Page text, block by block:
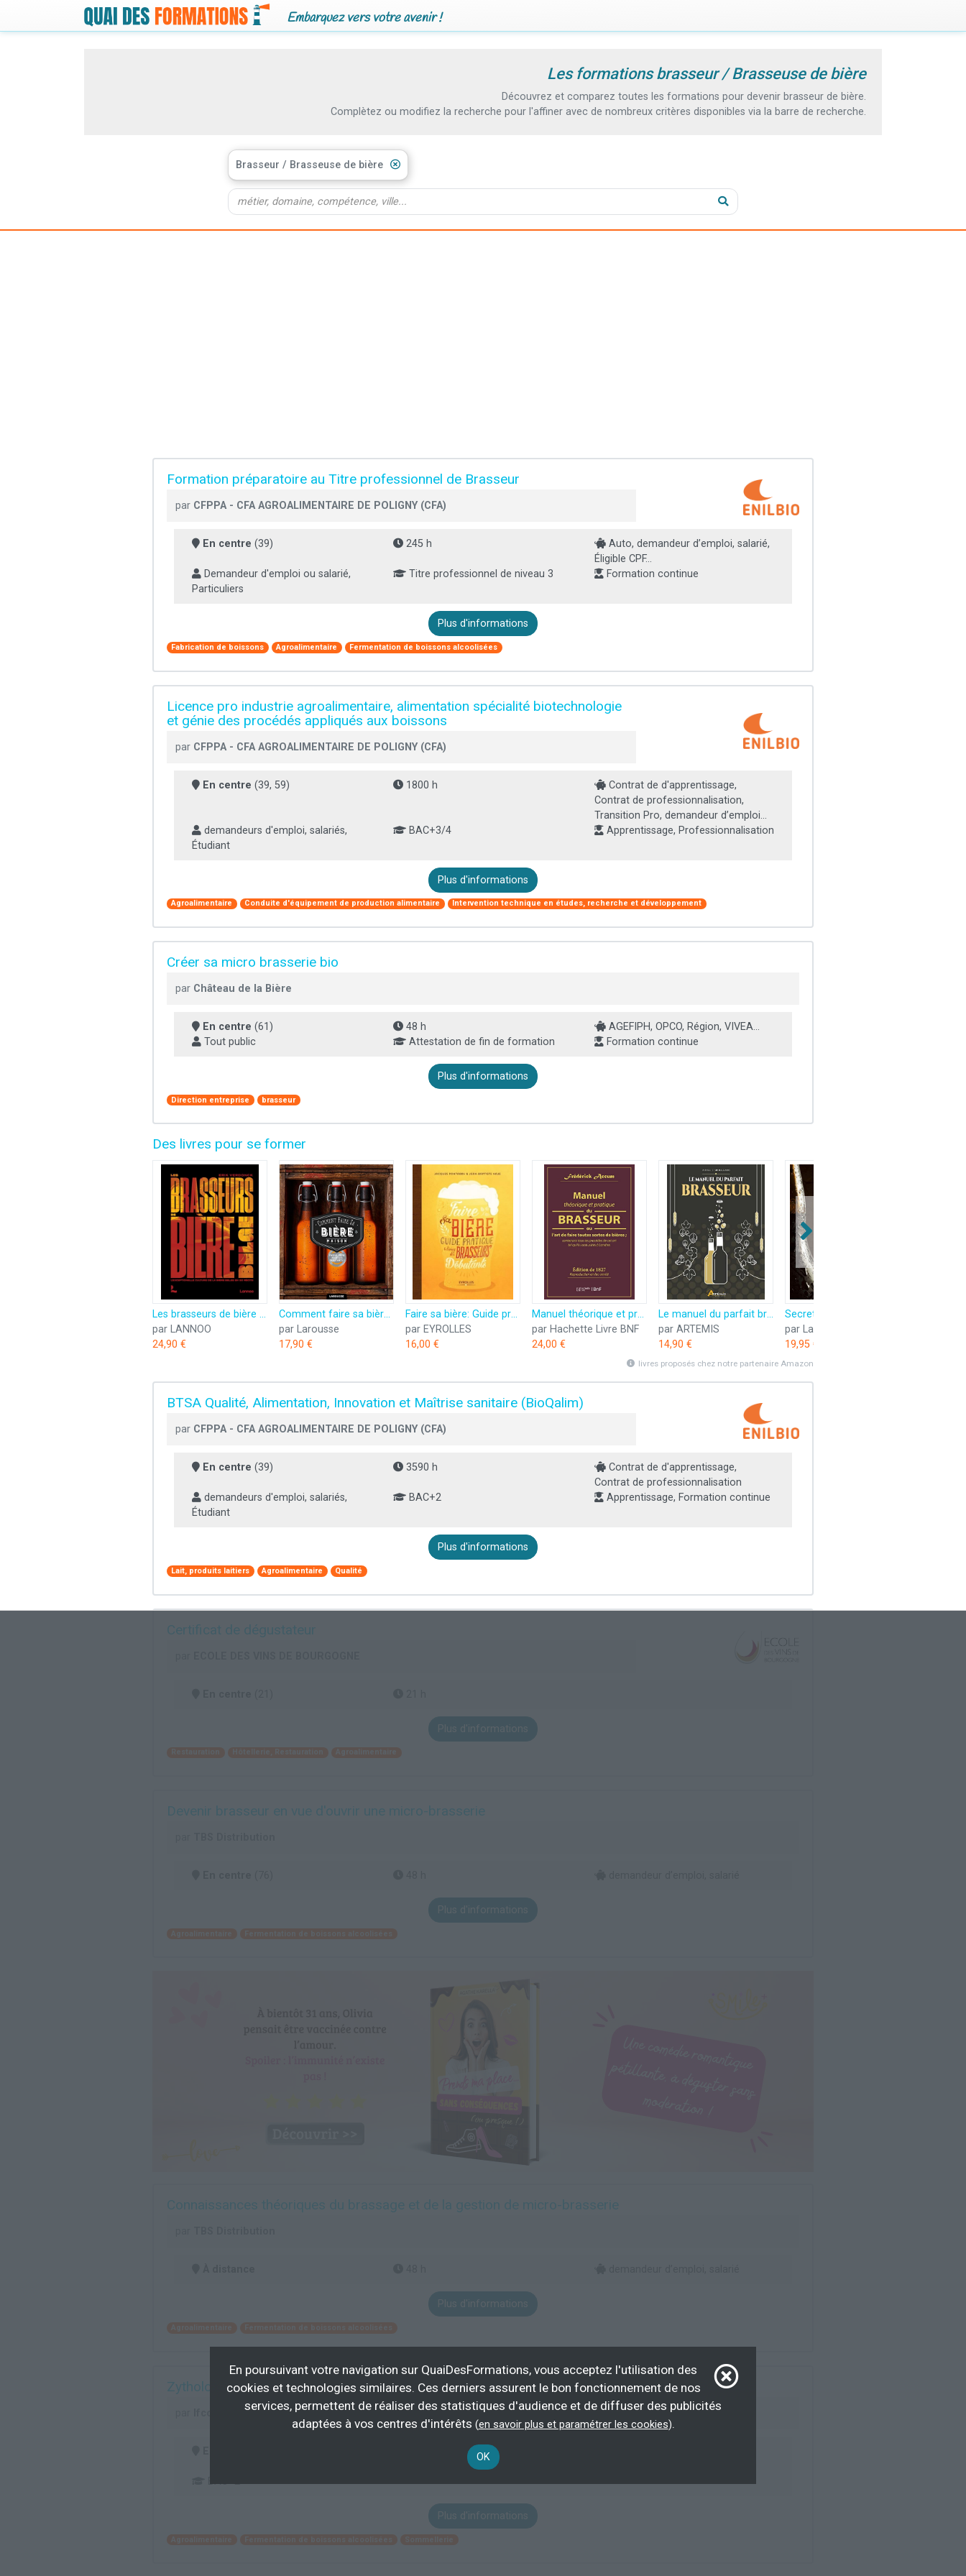
Embarquez vers votre avenir !
Les formations brasseur / Brasseuse de bière
Découvrez et comparez toutes les formations pour devenir brasseur de bière.
Complètez ou modifiez la recherche pour l'affiner avec de nombreux critères disponibles via la barre de recherche.
Brasseur / Brasseuse de bière
Formation préparatoire au Titre professionnel de Brasseur
par CFPPA - CFA AGROALIMENTAIRE DE POLIGNY (CFA)
En centre (39) 245 h
Auto, demandeur d’emploi, salarié,
Éligible CPF...
Demandeur d'emploi ou salarié,
Particuliers
Titre professionnel de niveau 3 Formation continue
Plus d'informations
Fabrication de boissons Agroalimentaire Fermentation de boissons alcoolisées
Licence pro industrie agroalimentaire, alimentation spécialité biotechnologie
et génie des procédés appliqués aux boissons
par CFPPA - CFA AGROALIMENTAIRE DE POLIGNY (CFA)
En centre (39, 59) 1800 h
Contrat de d'apprentissage,
Contrat de professionnalisation,
Transition Pro, demandeur d’emploi...
demandeurs d'emploi, salariés,
Étudiant
BAC+3/4 Apprentissage, Professionnalisation
Plus d'informations
Agroalimentaire Conduite d'équipement de production alimentaire Intervention technique en études, recherche et développement
Créer sa micro brasserie bio
par Château de la Bière
En centre (61) 48 h
AGEFIPH, OPCO, Région, VIVEA...
Tout public
Attestation de fin de formation Formation continue
Plus d'informations
Direction entreprise brasseur
Des livres pour se former
Les brasseurs de bière belge: L’exceptionnelle culture de la bière belge en 50 récits
par LANNOO
24,90 €
Comment faire sa bière maison: 75 recettes pour l'apprenti brasseur
par Larousse
17,90 €
Faire sa bière: Guide pratique à l'usage des brasseurs débutants
par EYROLLES
16,00 €
Manuel théorique et pratique du brasseur, ou L'art de faire toutes sortes de bière
par Hachette Livre BNF
24,00 €
Le manuel du parfait brasseur
par ARTEMIS
14,90 €
Secrets de brasseur
par La Plage
19,95 €
livres proposés chez notre partenaire Amazon
BTSA Qualité, Alimentation, Innovation et Maîtrise sanitaire (BioQalim)
par CFPPA - CFA AGROALIMENTAIRE DE POLIGNY (CFA)
En centre (39) 3590 h
Contrat de d'apprentissage,
Contrat de professionnalisation
demandeurs d'emploi, salariés,
Étudiant
BAC+2 Apprentissage, Formation continue
Plus d'informations
Lait, produits laitiers Agroalimentaire Qualité
Certificat de dégustateur
Plus d'informations
Devenir brasseur en vue d'ouvrir une micro-brasserie
Plus d'informations
Connaissances théoriques du brassage et de la gestion de micro-brasserie
Plus d'informations
Zythologue
BAC+2
Plus d'informations
En poursuivant votre navigation sur QuaiDesFormations, vous acceptez l'utilisation des
cookies et technologies similaires. Ces derniers assurent le bon fonctionnement de nos
services, permettent de réaliser des statistiques d'audience et de diffuser des publicités
adaptées à vos centres d'intérêts (en savoir plus et paramétrer les cookies).
OK